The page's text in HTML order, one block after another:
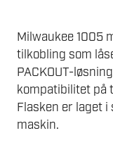
Milwaukee 1005
tilkobling som
PACKOUT-
kompatibilitet på
Flasken er laget
maskin.